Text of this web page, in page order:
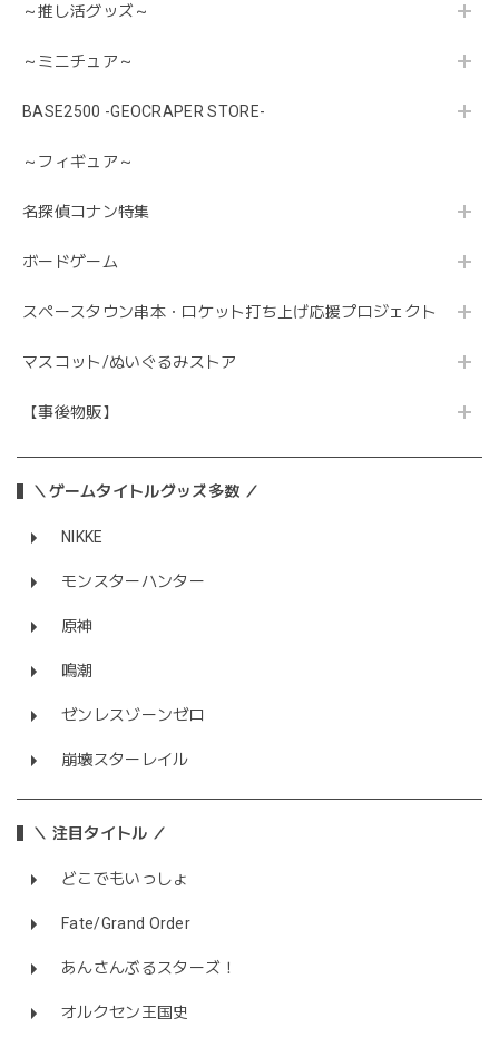
～推し活グッズ～
～ミニチュア～
BASE2500 -GEOCRAPER STORE-
～フィギュア～
名探偵コナン特集
ボードゲーム
スペースタウン串本・ロケット打ち上げ応援プロジェクト
マスコット/ぬいぐるみストア
【事後物販】
＼ゲームタイトルグッズ多数 ／
NIKKE
モンスターハンター
原神
鳴潮
ゼンレスゾーンゼロ
崩壊スターレイル
＼ 注目タイトル ／
どこでもいっしょ
Fate/Grand Order
あんさんぶるスターズ！
オルクセン王国史